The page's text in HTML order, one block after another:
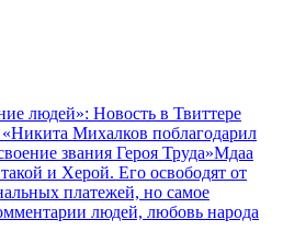
людей»: Новость в Твиттере
Михалков поблагодарил
звания Героя Труда»Мдаа
и Херой. Его освободят от
платежей, но самое
людей, любовь народа